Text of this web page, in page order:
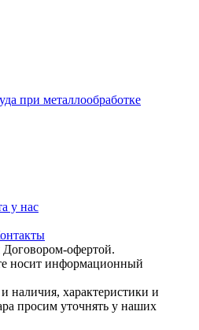
при металлообработке
у нас
офертой.
носит информационный
наличия, характеристики и
просим уточнять у наших